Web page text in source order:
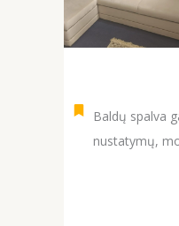
Baldų spalva
nustatymų,